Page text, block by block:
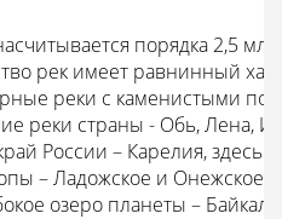
порядка 2,5
рек имеет равнинный
реки с каменистыми
реки страны - Обь, Лена,
России – Карелия, здесь
– Ладожское и Онежское,
озеро планеты – Байкал.